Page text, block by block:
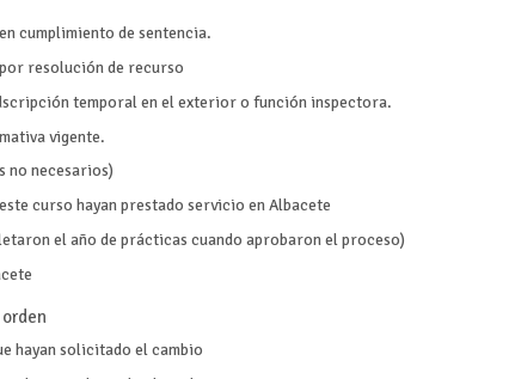
cumplimiento de sentencia.
resolución de recurso
temporal en el exterior o función inspectora.
vigente.
no necesarios)
curso hayan prestado servicio en Albacete
el año de prácticas cuando aprobaron el proceso)
hayan solicitado el cambio